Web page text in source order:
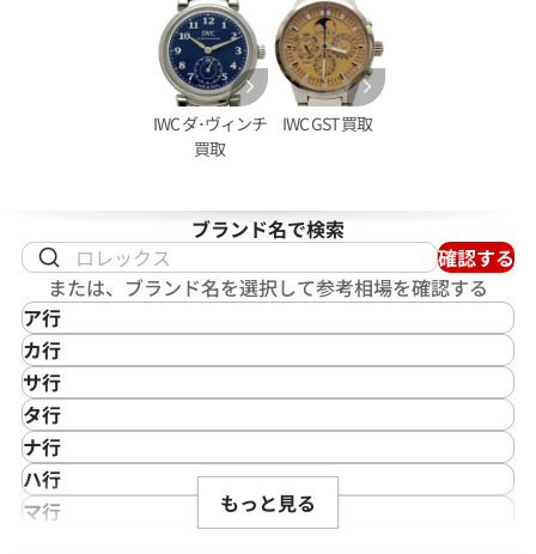
イマー ガラパゴスアイラン
格
日時点の参考買取価格です
IWC ポートフィノ 2009-001
参考買取価格
※2025年11月9日時点の参考
IWC ダ･ヴィンチ
買取
IWC GST 買取
ブランド名で検索
確認する
または、ブランド名を選択して参考相場を確認する
ア行
IKEPOD
アイクポッド
IWC
アイダブリューシー
Azimuth
アジムース
ANONIMO
カ行
CASIO
カシオ
Cartier
カルティエ
Gaga Milano
ガガミラノ
サ行
Saint Laurent
サンローラン
Shellman
シェルマン
CITIZEN
タ行
TAG Heuer
タグ・ホイヤー
Daniel Roth
ダニエル・ロート
ナ行
NOMOS Glashütte
ノモス グラスヒュッテ
ハ行
Hamilton
マ行
もっと見る